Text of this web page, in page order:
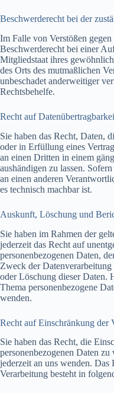
Beschwerde­recht bei der
Im Falle von Verstößen
Beschwerderecht bei einer
Mitgliedstaat ihres
des Orts des mutmaßlichen
unbeschadet anderweitiger
Rechtsbehelfe.
Recht auf
Sie haben das Recht, Daten,
oder in Erfüllung eines
an einen Dritten in einem
aushändigen zu lassen.
an einen anderen
es technisch machbar ist.
Auskunft, Löschung und
Sie haben im Rahmen der
jederzeit das Recht auf
personenbezogenen Daten,
Zweck der
oder Löschung dieser Daten.
Thema personenbezogene
wenden.
Recht auf Einschränkung der
Sie haben das Recht, die
personenbezogenen Daten
jederzeit an uns wenden.
Verarbeitung besteht in